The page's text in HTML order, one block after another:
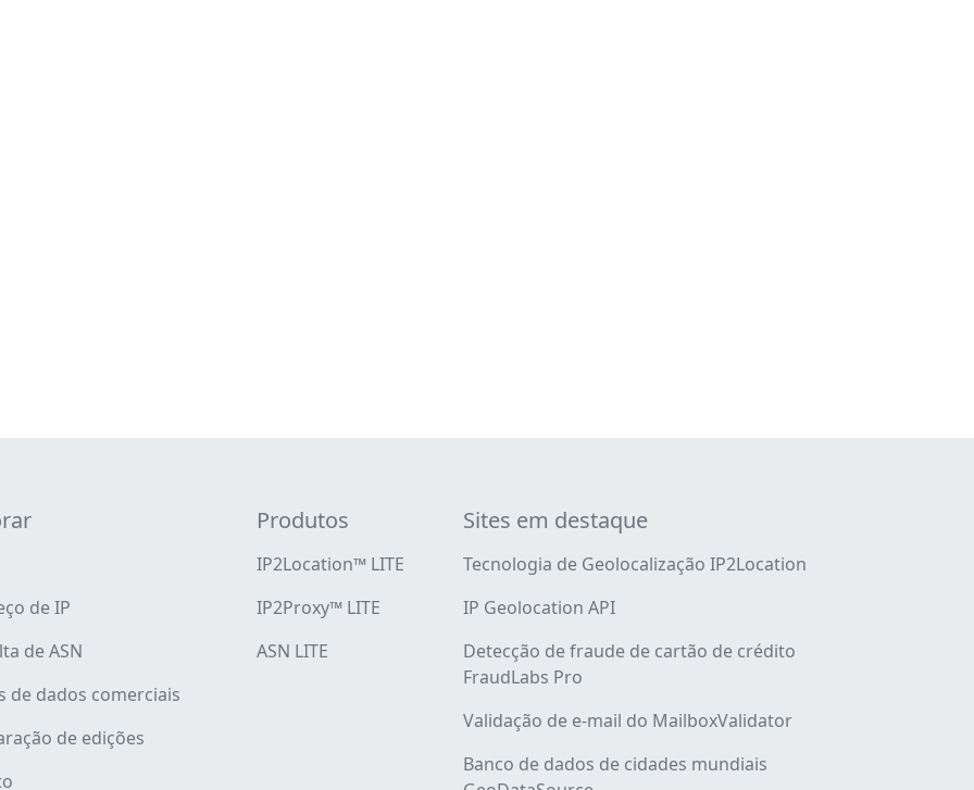
de IP
de ASN
de dados comerciais
de edições
Produtos
IP2Location™ LITE
IP2Proxy™ LITE
ASN LITE
Sites em destaque
Tecnologia de Geolocalização IP2Location
IP Geolocation API
Detecção de fraude de cartão de crédito
FraudLabs Pro
Validação de e-mail do MailboxValidator
Banco de dados de cidades mundiais